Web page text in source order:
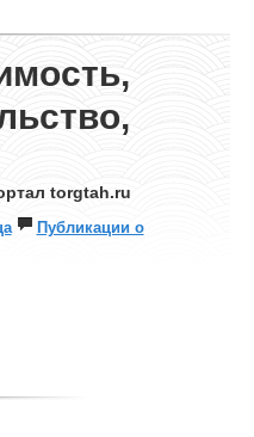
torgtah.ru
Публикации о